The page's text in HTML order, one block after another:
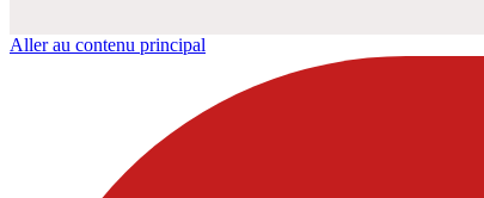
Aller au contenu principal